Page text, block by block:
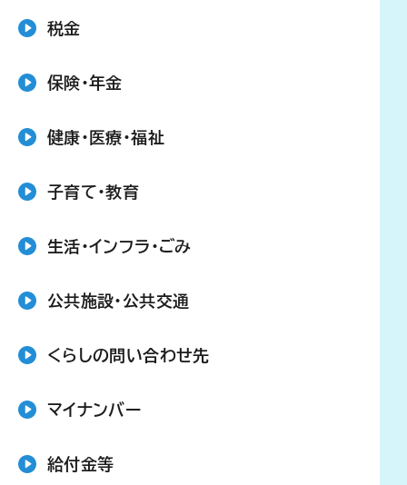
税金
保険・年金
健康・医療・福祉
子育て・教育
生活・インフラ・ごみ
公共施設・公共交通
くらしの問い合わせ先
マイナンバー
給付金等